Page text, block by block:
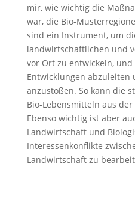
mir, wie wichtig die
war, die Bio-
sind ein Instrument, um
landwirtschaftlichen und
vor Ort zu entwickeln,
Entwicklungen abzuleiten
anzustoßen. So kann die
Bio-Lebensmitteln aus
Ebenso wichtig ist aber
Landwirtschaft und
Interessenkonflikte
Landwirtschaft zu